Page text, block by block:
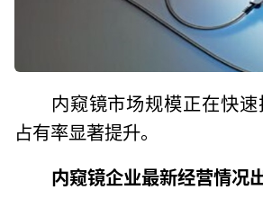
内窥镜市场规模正在快
占有率显著提升。
内窥镜企业最新经营情况